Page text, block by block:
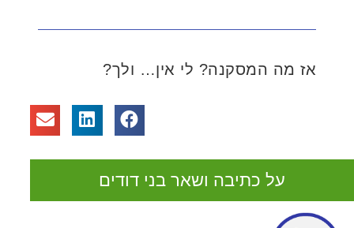
אז מה המסקנה? לי אין… ולך?
על כתיבה ושאר בני דודים